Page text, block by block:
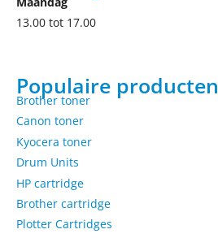
13.00 tot 17.00
Populaire producten
Brother toner
Canon toner
Kyocera toner
Drum Units
HP cartridge
Brother cartridge
Plotter Cartridges